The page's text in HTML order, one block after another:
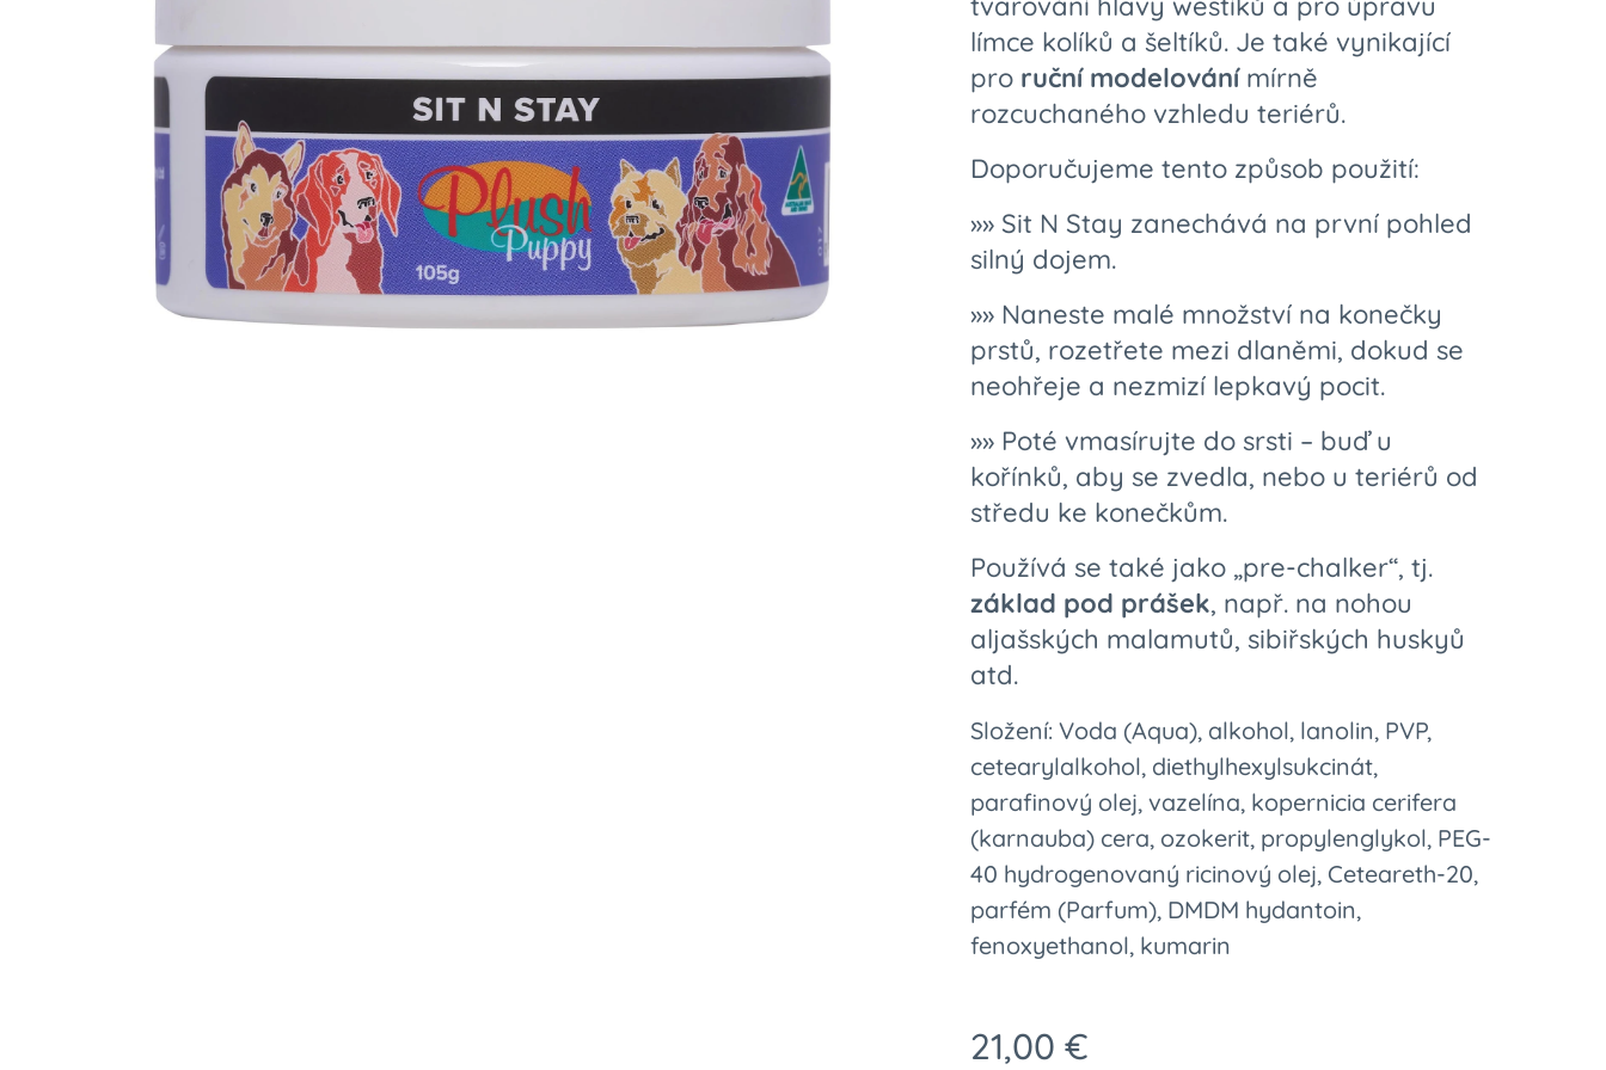
límce kolíků a šeltíků. Je také vynikající
pro ruční modelovánímírně
rozcuchaného vzhledu teriérů.
Doporučujeme tento způsob použití:
»» Sit N Stay zanechává na první pohled
silný dojem.
»» Naneste malé množství na konečky
prstů, rozetřete mezi dlaněmi, dokud se
neohřeje a nezmizí lepkavý pocit.
»» Poté vmasírujte do srsti – buď u
kořínků, aby se zvedla, nebo u teriérů od
středu ke konečkům.
Používá se také jako „pre-chalker“, tj.
základ pod prášek, např. na nohou
aljašských malamutů, sibiřských huskyů
atd.
Složení: Voda (Aqua), alkohol, lanolin, PVP,
cetearylalkohol, diethylhexylsukcinát,
parafinový olej, vazelína, kopernicia cerifera
(karnauba) cera, ozokerit, propylenglykol, PEG-
40 hydrogenovaný ricinový olej, Ceteareth-20,
parfém (Parfum), DMDM hydantoin,
fenoxyethanol, kumarin
21,00 €